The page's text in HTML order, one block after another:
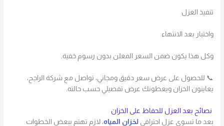
تنفيذ العزل
واختبار بعد الانتهاء
وكل هذا يكون ضمن السعر المعلن بدون رسوم خفية.
📞 للحصول على عرض سعر دقيق ومجاني، تواصل مع شركة الراجح،
يعاينون الخزان ويعطونك عرض تفصيلي حسب حالته.
نصائح بعد العزل للحفاظ على الخزان
بعد ما تسوي عزل احترافيلخزان المياه، لازم تهتم ببعض الخطوات